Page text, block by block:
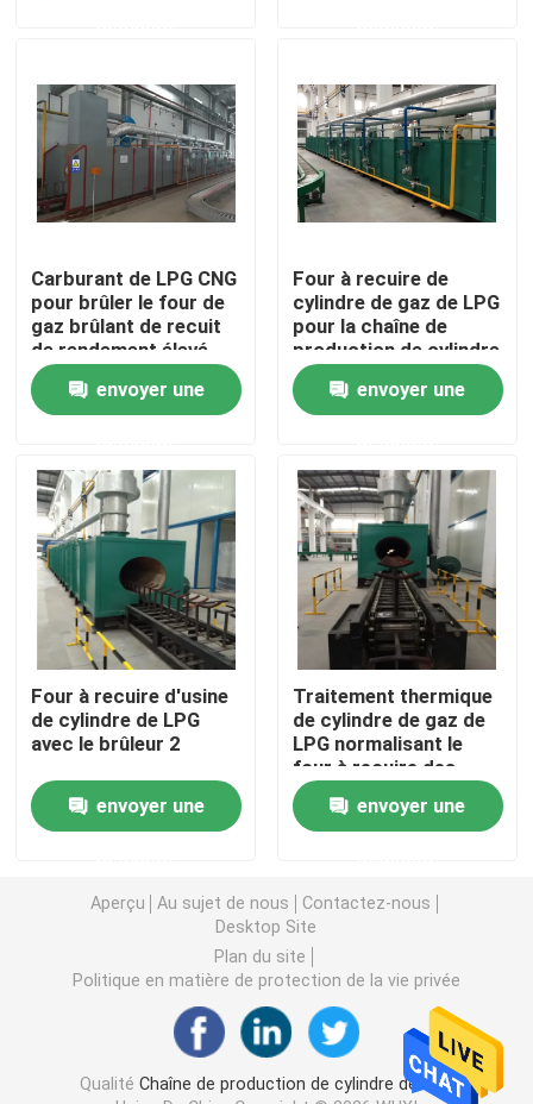
A propos de nous
Visite d'usine
nouvelles
Tous les cas
Demande de soumission
Chaîne de production de cylindre de LPG
Machines de fabrication de cylindre de LPG
Machine de soudure de cylindre de LPG
Four de revêtement de poudre de LPG
Conducteur de redresseur de Decoiler
Équilibrant et perlant la machine
Machine à laver de cylindre
Carburant de LPG CNG
pour brûler le four de
gaz brûlant de recuit
de rendement élevé
envoyer une
Four à recuire de
cylindre de gaz de LPG
pour la chaîne de
production de cylindre
de LPG
envoyer une
Four à recuire d'usine
de cylindre de LPG
avec le brûleur 2
envoyer une
Traitement thermique
de cylindre de gaz de
LPG normalisant le
four à recuire des
applications
industriellesenvoyer une
Aperçu Au sujet de nous
Contactez-nous
Desktop Site
Plan du site
Politique en matière de protection de la vie privée
Qualité Chaîne de production de cylindre de LPG